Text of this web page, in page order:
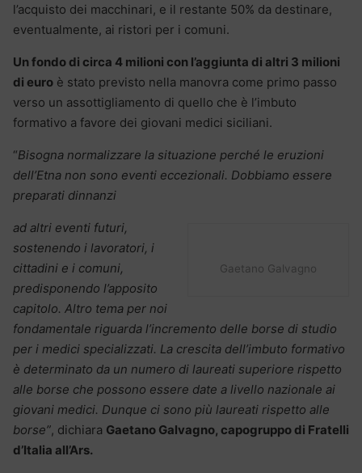
l’acquisto dei macchinari, e il restante 50% da destinare,
eventualmente, ai ristori per i comuni.
Un fondo di circa 4 milioni con l’aggiunta di altri 3 milioni
di euro è stato previsto nella manovra come primo passo
verso un assottigliamento di quello che è l’imbuto
formativo a favore dei giovani medici siciliani.
“Bisogna normalizzare la situazione perché le eruzioni
dell’Etna non sono eventi eccezionali. Dobbiamo essere
preparati dinnanzi
Gaetano Galvagno
ad altri eventi futuri,
sostenendo i lavoratori, i
cittadini e i comuni,
predisponendo l’apposito
capitolo. Altro tema per noi
fondamentale riguarda l’incremento delle borse di studio
per i medici specializzati. La crescita dell’imbuto formativo
è determinato da un numero di laureati superiore rispetto
alle borse che possono essere date a livello nazionale ai
giovani medici. Dunque ci sono più laureati rispetto alle
borse”, dichiara Gaetano Galvagno, capogruppo di Fratelli
d’Italia all’Ars.